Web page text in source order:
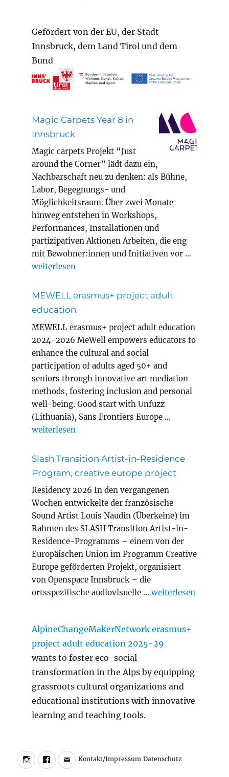
Gefördert von der EU, der Stadt
Innsbruck, dem Land Tirol und dem
Bund
Magic Carpets Year 8 in
Innsbruck
Magic carpets Projekt “Just
around the Corner” lädt dazu ein,
Nachbarschaft neu zu denken: als Bühne,
Labor, Begegnungs- und
Möglichkeitsraum. Über zwei Monate
hinweg entstehen in Workshops,
Performances, Installationen und
partizipativen Aktionen Arbeiten, die eng
mit Bewohner:innen und Initiativen vor …
„Magic Carpets Year 8 in Innsbruck“
weiterlesen
MEWELL erasmus+ project adult
education
MEWELL erasmus+ project adult education
2024-2026 MeWell empowers educators to
enhance the cultural and social
participation of adults aged 50+ and
seniors through innovative art mediation
methods, fostering inclusion and personal
well-being. Good start with Unfuzz
(Lithuania), Sans Frontiers Europe …
„MEWELL erasmus+ project adult education“
weiterlesen
Slash Transition Artist-in-Residence
Program, creative europe project
Residency 2026 In den vergangenen
Wochen entwickelte der französische
Sound Artist Louis Naudin (Überkeine) im
Rahmen des SLASH Transition Artist-in-
Residence-Programms – einem von der
Europäischen Union im Programm Creative
Europe geförderten Projekt, organisiert
von Openspace Innsbruck – die
ortsspezifische audiovisuelle …„Slash Transition
weiterlesen
AlpineChangeMakerNetwork erasmus+
project adult education 2025-29
wants to foster eco-social
transformation in the Alps by equipping
grassroots cultural organizations and
educational institutions with innovative
learning and teaching tools.
InstagramFacebookCharly
Walter
Kontakt/ImpressumKontakt/Impressum
DatenschutzDatenschutz